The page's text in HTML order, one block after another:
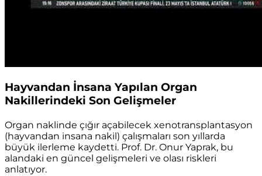
Hayvandan İnsana Yapılan Organ
Nakillerindeki Son Gelişmeler
Organ naklinde çığır açabilecek xenotransplantasyon
(hayvandan insana nakil) çalışmaları son yıllarda
büyük ilerleme kaydetti. Prof. Dr. Onur Yaprak, bu
alandaki en güncel gelişmeleri ve olası riskleri
anlatıyor.